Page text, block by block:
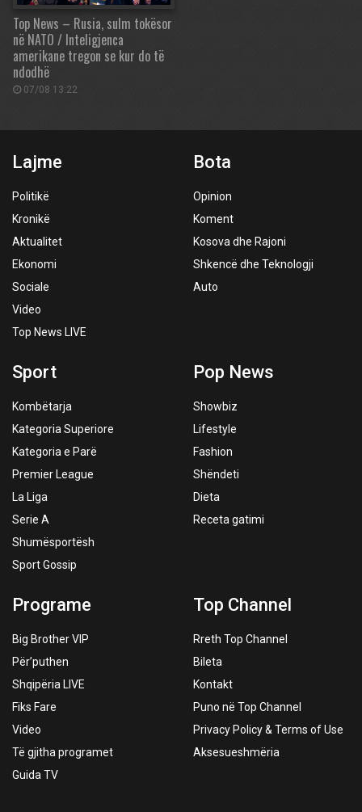
Top News – Rusia, sulm tokësor
në NATO / Inteligjenca
amerikane tregon se kur do të
ndodhë
07/08 13:22
Lajme
Politikë
Kronikë
Aktualitet
Ekonomi
Sociale
Video
Top News LIVE
Bota
Opinion
Koment
Kosova dhe Rajoni
Shkencë dhe Teknologji
Auto
Sport
Kombëtarja
Kategoria Superiore
Kategoria e Parë
Premier League
La Liga
Serie A
Shumësportësh
Sport Gossip
Pop News
Showbiz
Lifestyle
Fashion
Shëndeti
Dieta
Receta gatimi
Programe
Big Brother VIP
Për’puthen
Shqipëria LIVE
Fiks Fare
Video
Të gjitha programet
Guida TV
Top Channel
Rreth Top Channel
Bileta
Kontakt
Puno në Top Channel
Privacy Policy & Terms of Use
Aksesueshmëria